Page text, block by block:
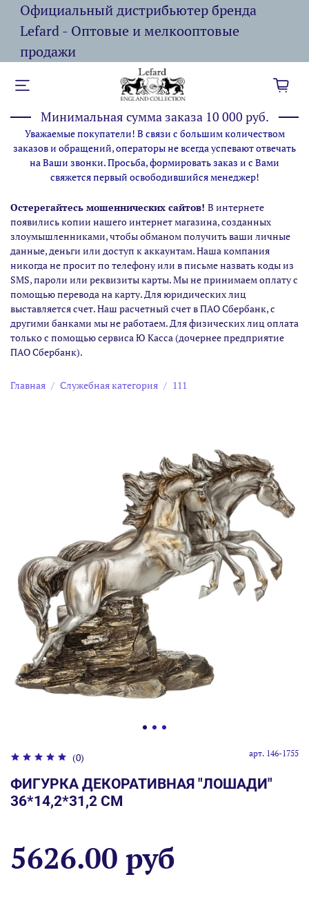
Официальный дистрибьютер бренда
Lefard - Оптовые и мелкооптовые
продажи
Минимальная сумма заказа 10 000 руб.
Уважаемые покупатели! В связи с большим количеством
заказов и обращений, операторы не всегда успевают отвечать
на Ваши звонки. Просьба, формировать заказ и с Вами
свяжется первый освободившийся менеджер!
Остерегайтесь мошеннических сайтов! В интернете
появились копии нашего интернет магазина,созданных
злоумышленниками, чтобы обманом получить ваши личные
данные, деньги или доступ к аккаунтам. Наша компания
никогда не просит по телефону или в письме назвать коды из
SMS, пароли или реквизиты карты. Мы не принимаем оплату с
помощью перевода на карту. Для юридических лиц
выставляется счет. Наш расчетный счет в ПАО Сбербанк, с
другими банками мы не работаем. Для физических лиц оплата
только с помощью сервиса Ю Касса (дочернее предприятие
ПАО Сбербанк).
Главная Служебная категория 111
(0) арт. 146-1755
ФИГУРКА ДЕКОРАТИВНАЯ "ЛОШАДИ"
36*14,2*31,2 СМ
5626.00 руб